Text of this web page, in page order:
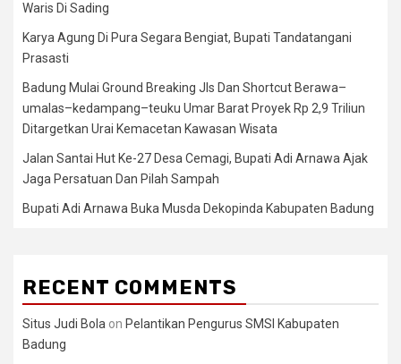
Waris Di Sading
Karya Agung Di Pura Segara Bengiat, Bupati Tandatangani
Prasasti
Badung Mulai Ground Breaking Jls Dan Shortcut Berawa–
umalas–kedampang–teuku Umar Barat Proyek Rp 2,9 Triliun
Ditargetkan Urai Kemacetan Kawasan Wisata
Jalan Santai Hut Ke-27 Desa Cemagi, Bupati Adi Arnawa Ajak
Jaga Persatuan Dan Pilah Sampah
Bupati Adi Arnawa Buka Musda Dekopinda Kabupaten Badung
RECENT COMMENTS
Situs Judi Bola on Pelantikan Pengurus SMSI Kabupaten
Badung